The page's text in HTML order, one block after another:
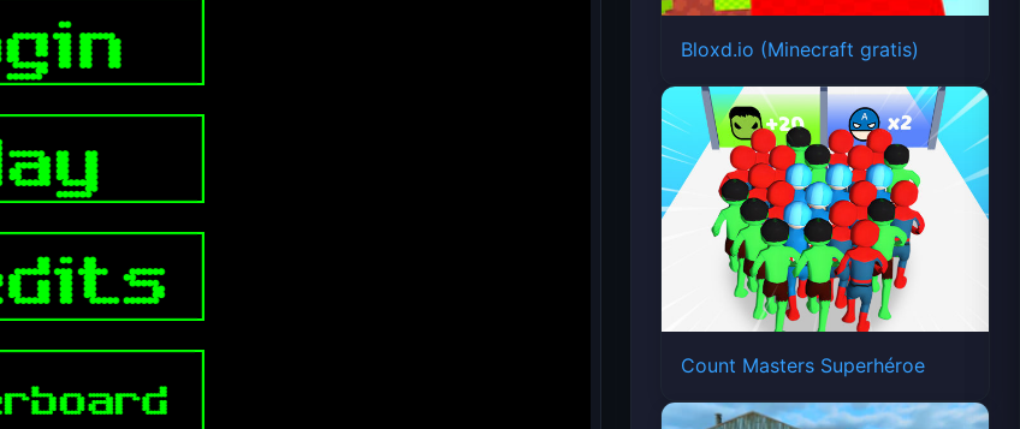
Bloxd.io (Minecraft gratis)
Count Masters Superhéroe